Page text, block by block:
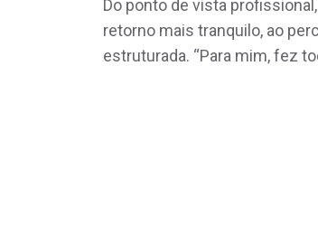
Do ponto de vista
retorno mais tranquilo, ao
estruturada. “Para mim, fez